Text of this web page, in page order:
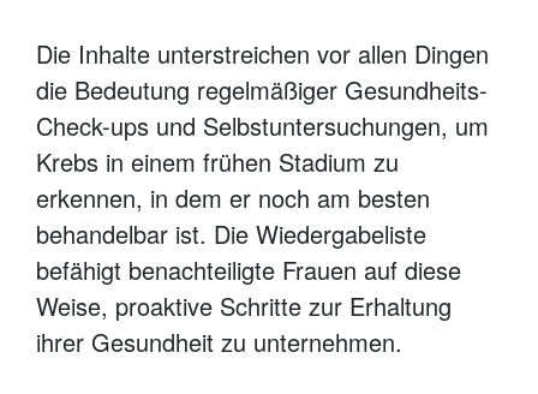
Die Inhalte unterstreichen vor allen Dingen
die Bedeutung regelmäßiger Gesundheits-
Check-ups und Selbstuntersuchungen, um
Krebs in einem frühen Stadium zu
erkennen, in dem er noch am besten
behandelbar ist. Die Wiedergabeliste
befähigt benachteiligte Frauen auf diese
Weise, proaktive Schritte zur Erhaltung
ihrer Gesundheit zu unternehmen.